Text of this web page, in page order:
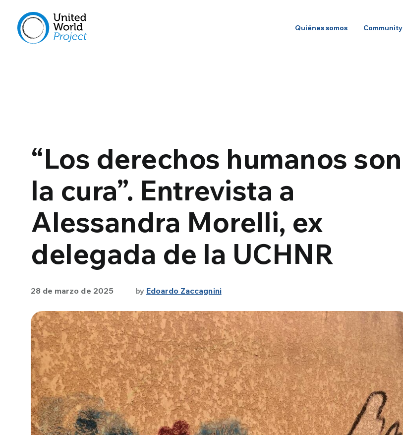
Quiénes somos Community
“Los derechos humanos son
la cura”. Entrevista a
Alessandra Morelli, ex
delegada de la UCHNR
28 de marzo de 2025 by Edoardo Zaccagnini